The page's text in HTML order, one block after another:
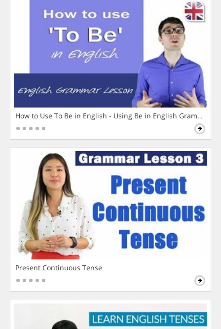
How to Use To Be in English - Using Be in English Grammar
Present Continuous Tense